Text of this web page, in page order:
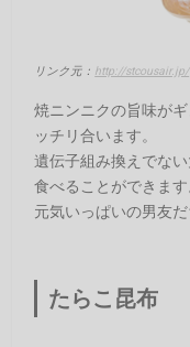
リンク元： http://stcousair.jp/
焼ニンニクの旨味が
ッチリ合います。
遺伝子組み換えでな
食べることができます
元気いっぱいの男友
たらこ昆布